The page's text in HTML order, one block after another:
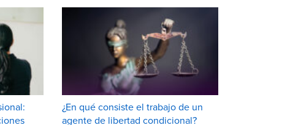
¿En qué consiste el trabajo de un
agente de libertad condicional?